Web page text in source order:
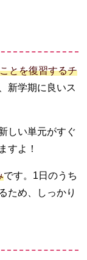
とを復習するチ
新学期に良いス
しい単元がすぐ
すよ！
です。1日のうち
ため、しっかり